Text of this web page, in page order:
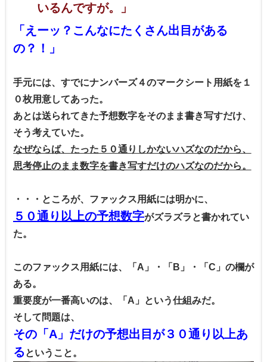
いるんですが。」
「えーッ？こんなにたくさん出目がある
の？！」
手元には、すでにナンバーズ４のマークシート用紙を１
０枚用意してあった。
あとは送られてきた予想数字をそのまま書き写すだけ、
そう考えていた。
なぜならば、たった５０通りしかないハズなのだから、
思考停止のまま数字を書き写すだけのハズなのだから。
・・・ところが、ファックス用紙には明かに、
５０通り以上の予想数字がズラズラと書かれてい
た。
このファックス用紙には、「A」・「B」・「C」の欄が
ある。
重要度が一番高いのは、「A」という仕組みだ。
そして問題は、
その「A」だけの予想出目が３０通り以上あ
るということ。